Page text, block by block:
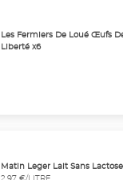
Les Fermiers De Loué Œufs
Liberté x6
Matin Leger Lait Sans Lactose
2,97 €/LITRE